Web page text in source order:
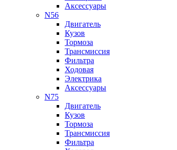
Аксессуары
N56
Двигатель
Кузов
Тормоза
Трансмиссия
Фильтра
Ходовая
Электрика
Аксессуары
N75
Двигатель
Кузов
Тормоза
Трансмиссия
Фильтра